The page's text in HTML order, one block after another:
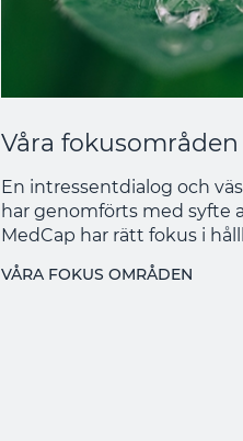
Våra fokusområden
En intressentdialog och
har genomförts med syfte
MedCap har rätt fokus i
VÅRA FOKUS OMRÅDEN